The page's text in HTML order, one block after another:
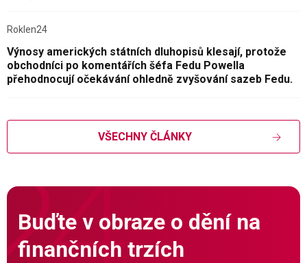
Roklen24
Výnosy amerických státních dluhopisů klesají, protože
obchodníci po komentářích šéfa Fedu Powella
přehodnocují očekávání ohledně zvyšování sazeb Fedu.
VŠECHNY ČLÁNKY
Buďte v obraze o dění na
finančních trzích